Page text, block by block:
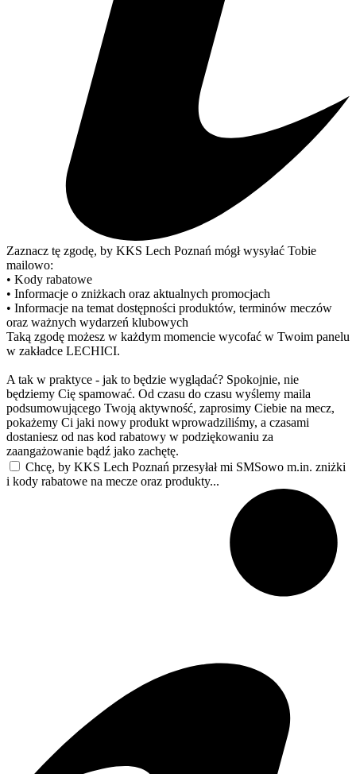
Zaznacz tę zgodę, by KKS Lech Poznań mógł wysyłać Tobie
mailowo:
• Kody rabatowe
• Informacje o zniżkach oraz aktualnych promocjach
• Informacje na temat dostępności produktów, terminów meczów
oraz ważnych wydarzeń klubowych
Taką zgodę możesz w każdym momencie wycofać w Twoim panelu
w zakładce LECHICI.
A tak w praktyce - jak to będzie wyglądać? Spokojnie, nie
będziemy Cię spamować. Od czasu do czasu wyślemy maila
podsumowującego Twoją aktywność, zaprosimy Ciebie na mecz,
pokażemy Ci jaki nowy produkt wprowadziliśmy, a czasami
dostaniesz od nas kod rabatowy w podziękowaniu za
zaangażowanie bądź jako zachętę.
Chcę, by KKS Lech Poznań przesyłał mi SMSowo m.in. zniżki
i kody rabatowe na mecze oraz produkty...